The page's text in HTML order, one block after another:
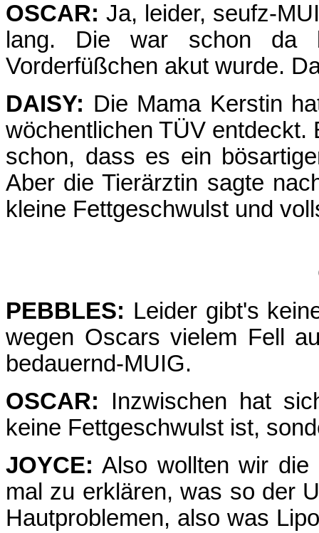
OSCAR: Ja, leider, seufz-
lang. Die war schon da
Vorderfüßchen akut wurde.
DAISY: Die Mama Kerstin
wöchentlichen TÜV
schon, dass es ein
Aber die Tierärztin sagte
kleine Fettgeschwulst und
PEBBLES: Leider gibt's
wegen Oscars vielem Fell
bedauernd-MUIG.
OSCAR: Inzwischen hat
keine Fettgeschwulst ist,
JOYCE: Also wollten wir die
mal zu erklären, was so der
Hautproblemen, also was